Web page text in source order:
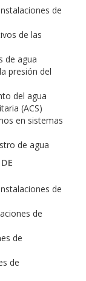
de
de las
de agua
presión del
del agua
(ACS)
en sistemas
de agua
de
de
de
de